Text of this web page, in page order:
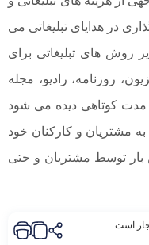
در هدایای تبلیغاتی می
روش های تبلیغاتی برای
روزنامه، رادیو، مجله
کوتاهی دیده می شود
به مشتریان و کارکنان خود
بار توسط مشتریان و حتی
است.